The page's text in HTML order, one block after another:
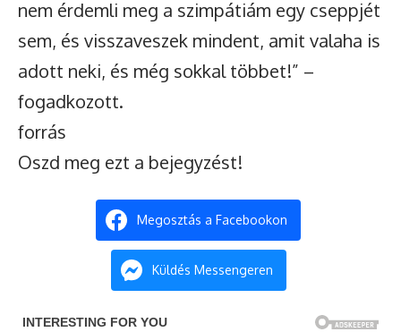
nem érdemli meg a szimpátiám egy cseppjét
sem, és visszaveszek mindent, amit valaha is
adott neki, és még sokkal többet!” –
fogadkozott.
forrás
Oszd meg ezt a bejegyzést!
Megosztás a Facebookon
Küldés Messengeren